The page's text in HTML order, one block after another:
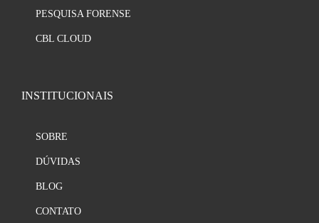
PESQUISA FORENSE
CBL CLOUD
INSTITUCIONAIS
SOBRE
DÚVIDAS
BLOG
CONTATO